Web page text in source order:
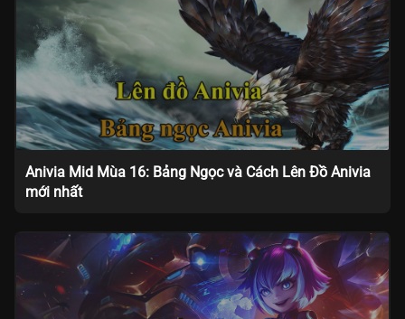
Anivia Mid Mùa 16: Bảng Ngọc và Cách Lên Đồ Anivia
mới nhất